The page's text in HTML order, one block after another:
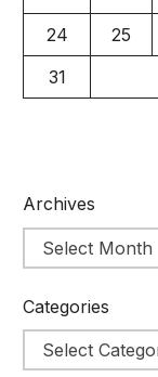
24
25
31
Archives
Categories